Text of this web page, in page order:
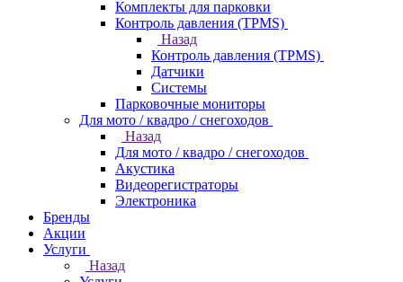
Комплекты для парковки
Контроль давления (TPMS)
Назад
Контроль давления (TPMS)
Датчики
Системы
Парковочные мониторы
Для мото / квадро / снегоходов
Назад
Для мото / квадро / снегоходов
Акустика
Видеорегистраторы
Электроника
Бренды
Акции
Услуги
Назад